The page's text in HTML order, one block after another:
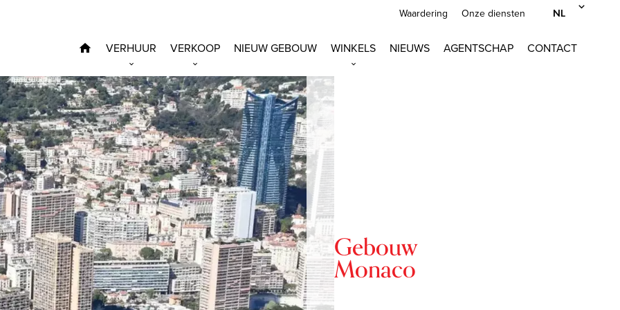
Waardering Onze diensten NL
VERHUUR VERKOOP NIEUW GEBOUW WINKELS NIEUWS AGENTSCHAP CONTACT
Gebouw
Monaco